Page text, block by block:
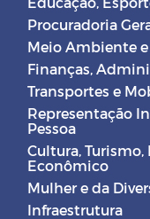
Procuradoria
Meio Ambiente
Finanças,
Transportes e
Representação
Pessoa
Cultura,
Econômico
Mulher e da
Infraestrutura